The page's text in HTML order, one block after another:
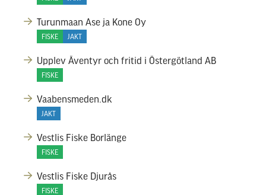
Turunmaan Ase ja Kone Oy
FISKE JAKT
Upplev Äventyr och fritid i Östergötland AB
FISKE
Vaabensmeden.dk
JAKT
Vestlis Fiske Borlänge
FISKE
Vestlis Fiske Djurås
FISKE